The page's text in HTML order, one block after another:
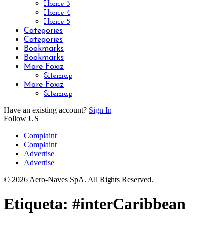
Home 3
Home 4
Home 5
Categories
Categories
Bookmarks
Bookmarks
More Foxiz
Sitemap
More Foxiz
Sitemap
Have an existing account? Sign In
Follow US
Complaint
Complaint
Advertise
Advertise
© 2026 Aero-Naves SpA. All Rights Reserved.
Etiqueta: #interCaribbean